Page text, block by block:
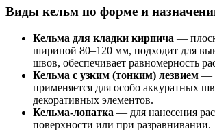
Виды кельм по форме и
Кельма для кладки кирпича —
шириной 80–120 мм, подходит для
швов, обеспечивает равномерность
Кельма с узким (тонким) лезвием —
применяется для особо аккуратных
декоративных элементов.
Кельма-лопатка — для нанесения
поверхности или при разравнивании.